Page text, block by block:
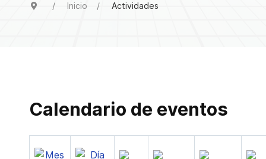
Inicio Actividades
Calendario de eventos